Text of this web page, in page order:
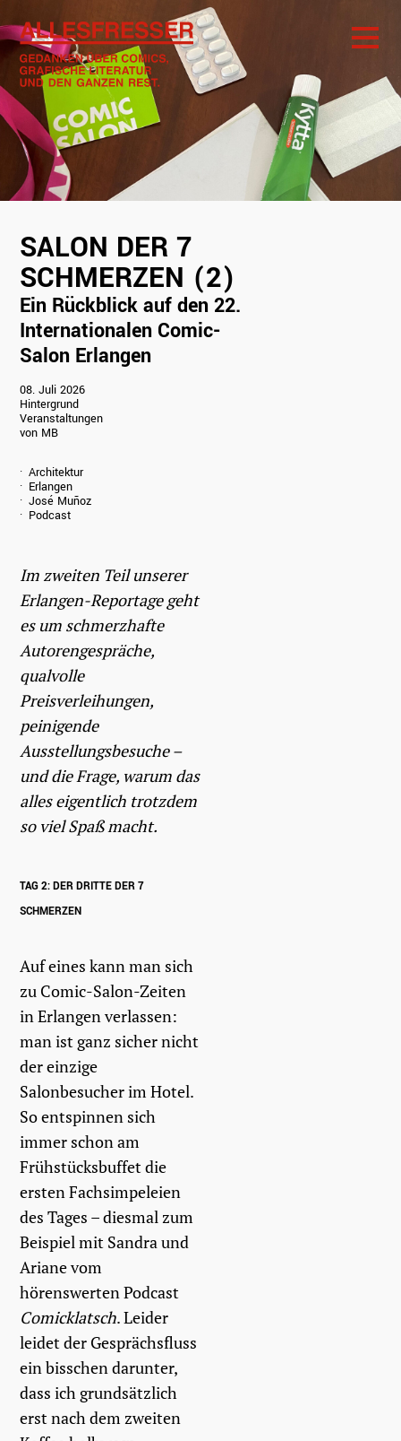
SALON DER 7
SCHMERZEN (2)
Ein Rückblick auf den 22.
Internationalen Comic-
Salon Erlangen
Salon der 7
Schmerzen (2)
Ein Rückblick auf
den 22.
Internationalen
Comic-Salon
Erlangen
08. Juli 2026
Hintergrund
Veranstaltungen
von MB
Architektur
Erlangen
José Muñoz
Podcast
Im zweiten Teil unserer
Erlangen-Reportage geht
es um schmerzhafte
Autorengespräche,
qualvolle
Preisverleihungen,
peinigende
Ausstellungsbesuche –
und die Frage, warum das
alles eigentlich trotzdem
so viel Spaß macht.
TAG 2: DER DRITTE DER 7
SCHMERZEN
Auf eines kann man sich
zu Comic-Salon-Zeiten
in Erlangen verlassen:
man ist ganz sicher nicht
der einzige
Salonbesucher im Hotel.
So entspinnen sich
immer schon am
Frühstücksbuffet die
ersten Fachsimpeleien
des Tages – diesmal zum
Beispiel mit Sandra und
Ariane vom
hörenswerten Podcast
Comicklatsch. Leider
leidet der Gesprächsfluss
ein bisschen darunter,
dass ich grundsätzlich
erst nach dem zweiten